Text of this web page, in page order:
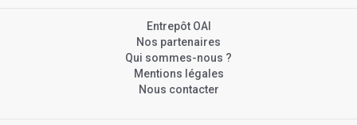
Entrepôt OAI
Nos partenaires
Qui sommes-nous ?
Mentions légales
Nous contacter